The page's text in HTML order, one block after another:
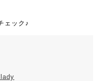
ェック♪